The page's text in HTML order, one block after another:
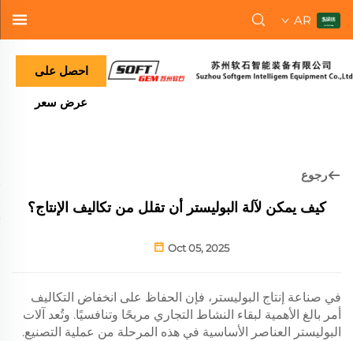
AR
احصل على
عرض سعر
رجوع
كيف يمكن لآلة البوليستر أن تقلل من تكاليف الإنتاج؟
Oct 05, 2025
في صناعة إنتاج البوليستر، فإن الحفاظ على انخفاض التكاليف
أمر بالغ الأهمية لبقاء النشاط التجاري مربحًا وتنافسيًا. وتُعد آلات
البوليستر العناصر الأساسية في هذه المرحلة من عملية التصنيع.